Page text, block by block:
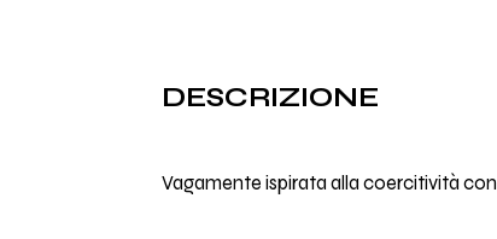
DESCRIZIONE
Vagamente ispirata alla coercitività